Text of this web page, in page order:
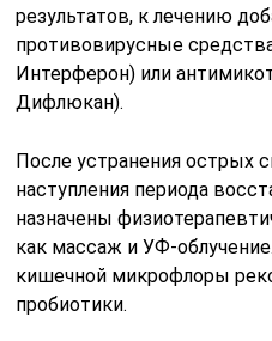
результатов, к лечению
противовирусные
Интерферон) или
Дифлюкан).
После устранения острых
наступления периода
назначены
как массаж и УФ-
кишечной микрофлоры
пробиотики.